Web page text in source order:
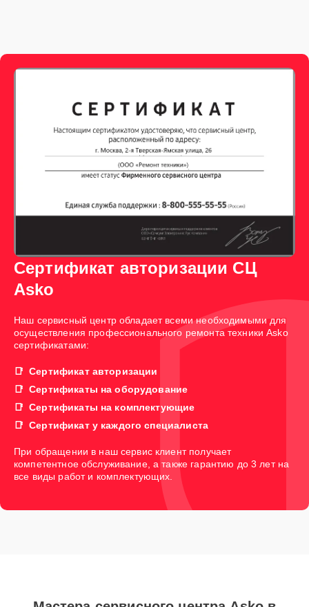
Сертификат авторизации СЦ
Asko
Наш сервисный центр обладает всеми необходимыми для
осуществления профессионального ремонта техники Asko
сертификатами:
Сертификат авторизации
Сертификаты на оборудование
Сертификаты на комплектующие
Сертификат у каждого специалиста
При обращении в наш сервис клиент получает
компетентное обслуживание, а также гарантию до 3 лет на
все виды работ и комплектующих.